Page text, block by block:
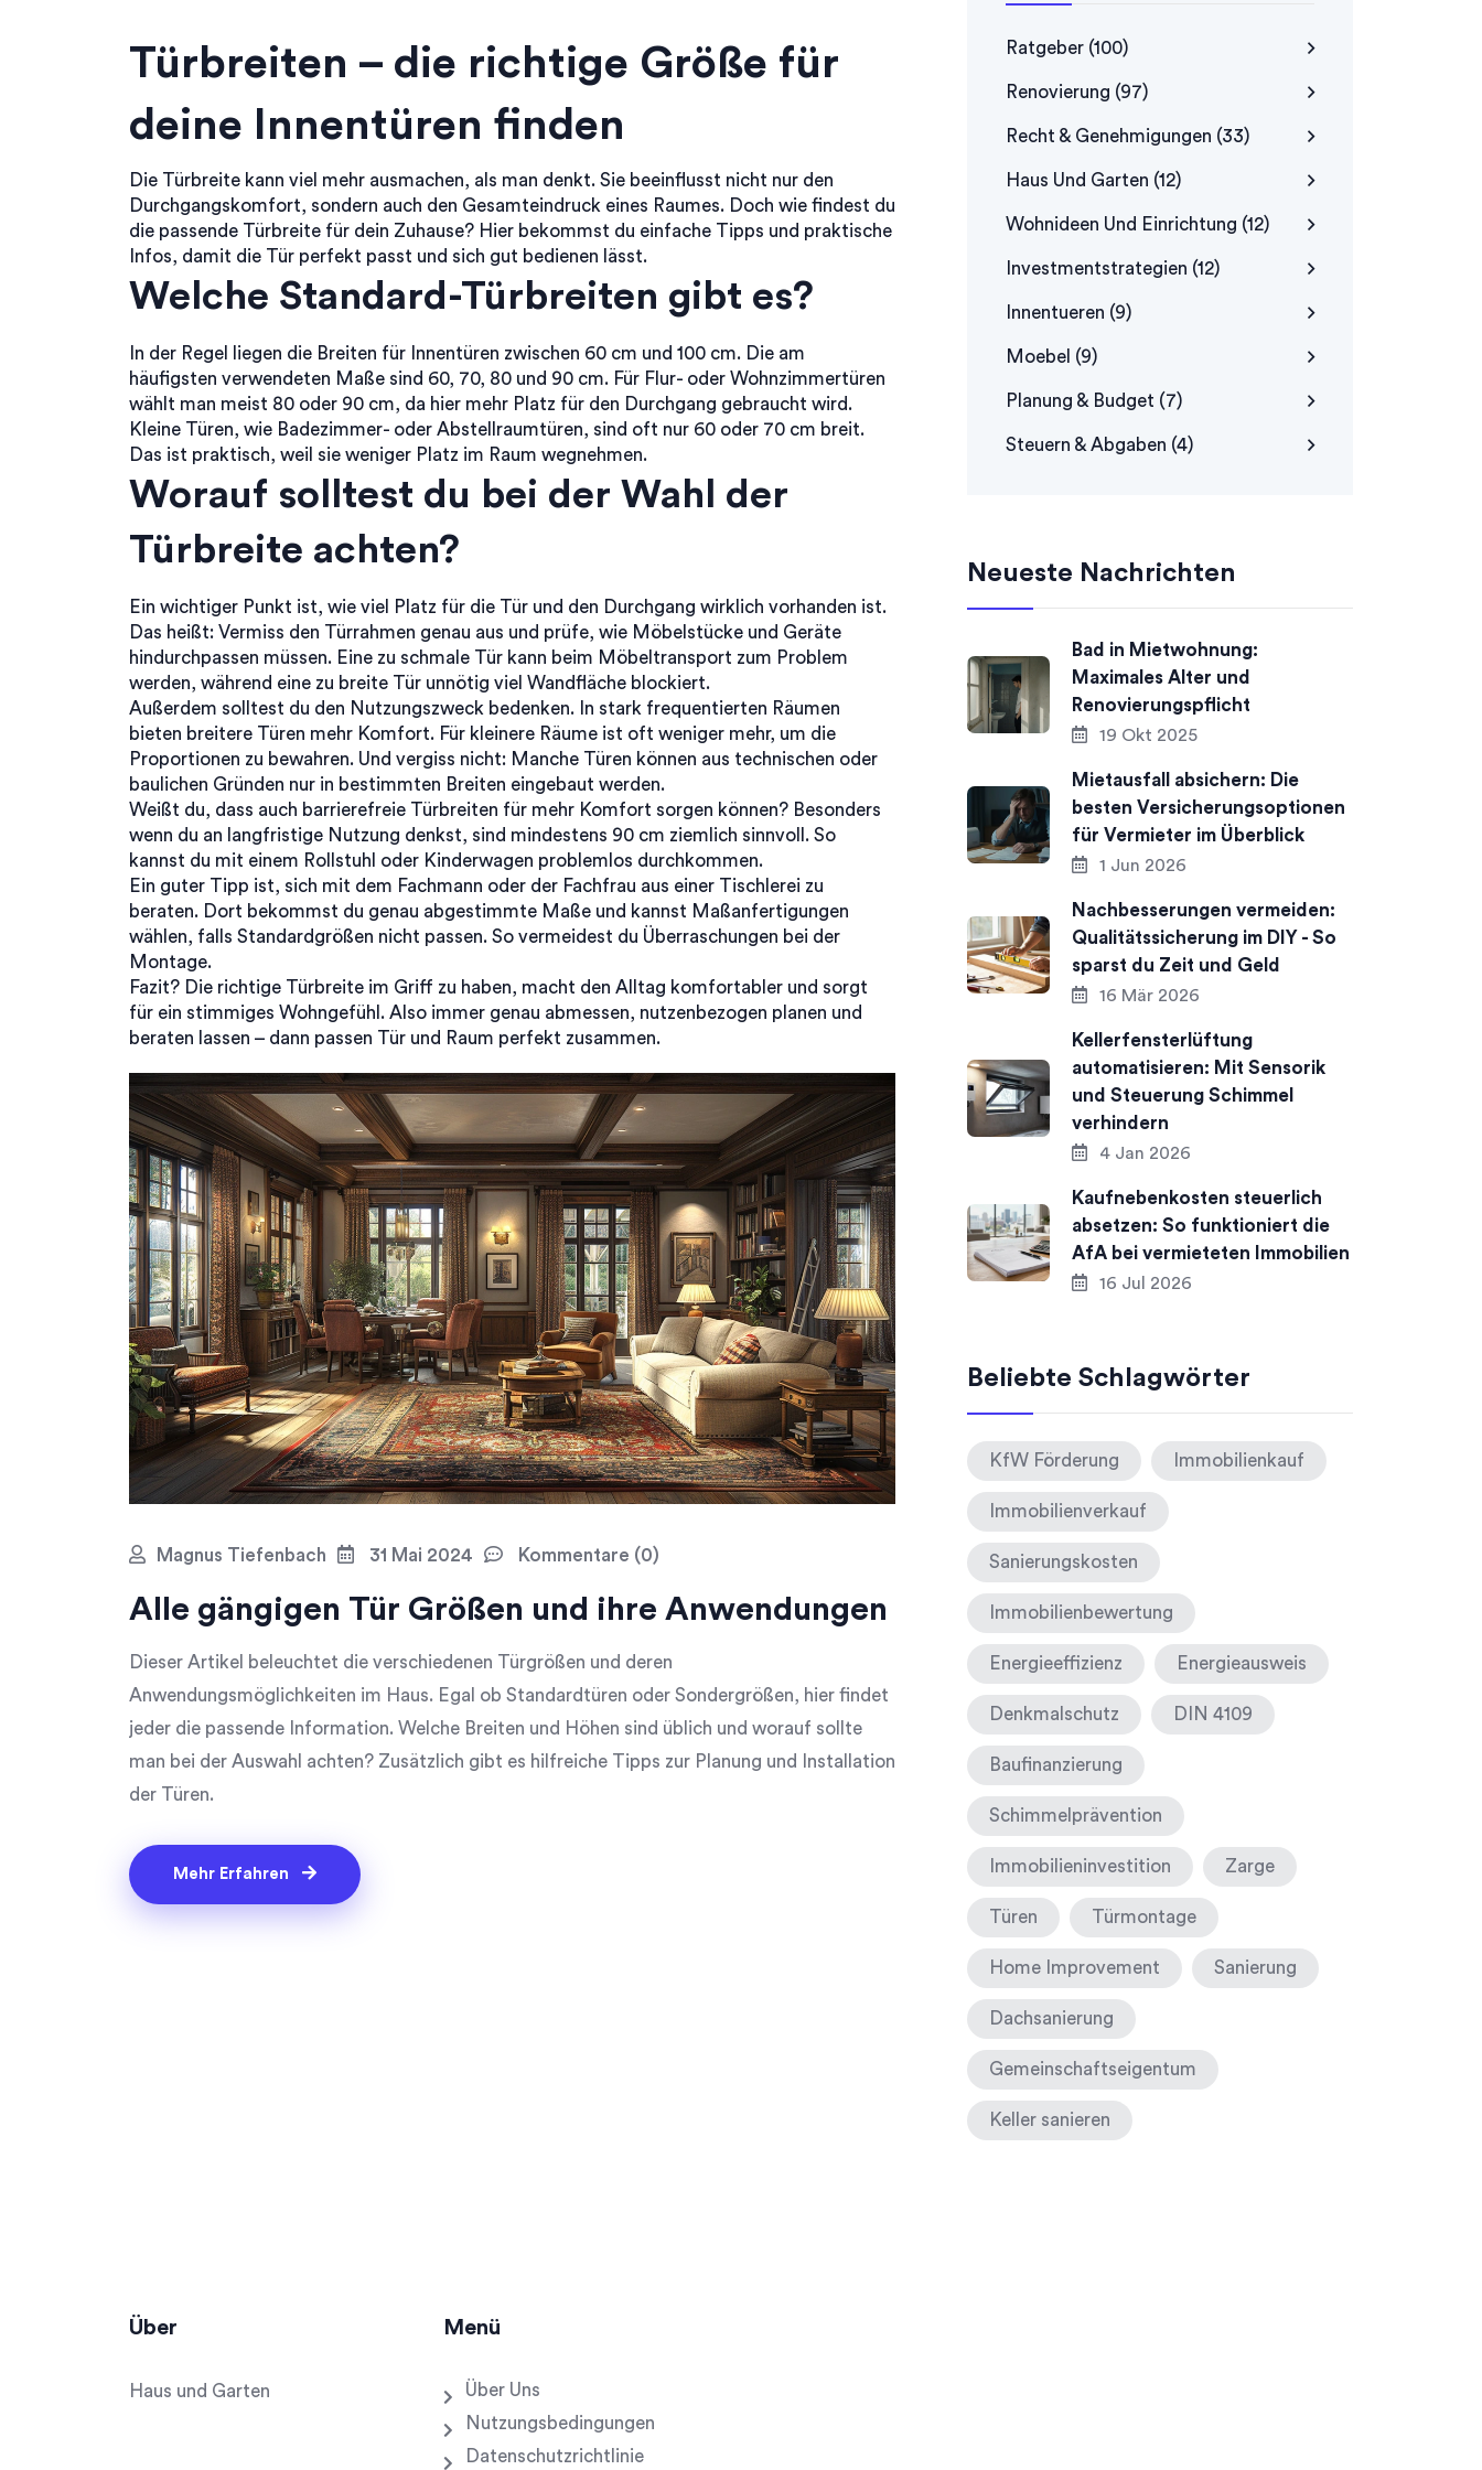
Türbreiten – die richtige Größe für
deine Innentüren finden
Die Türbreite kann viel mehr ausmachen, als man denkt. Sie beeinflusst nicht nur den
Durchgangskomfort, sondern auch den Gesamteindruck eines Raumes. Doch wie findest du
die passende Türbreite für dein Zuhause? Hier bekommst du einfache Tipps und praktische
Infos, damit die Tür perfekt passt und sich gut bedienen lässt.
Welche Standard-Türbreiten gibt es?
In der Regel liegen die Breiten für Innentüren zwischen 60 cm und 100 cm. Die am
häufigsten verwendeten Maße sind 60, 70, 80 und 90 cm. Für Flur- oder Wohnzimmertüren
wählt man meist 80 oder 90 cm, da hier mehr Platz für den Durchgang gebraucht wird.
Kleine Türen, wie Badezimmer- oder Abstellraumtüren, sind oft nur 60 oder 70 cm breit.
Das ist praktisch, weil sie weniger Platz im Raum wegnehmen.
Worauf solltest du bei der Wahl der
Türbreite achten?
Ein wichtiger Punkt ist, wie viel Platz für die Tür und den Durchgang wirklich vorhanden ist.
Das heißt: Vermiss den Türrahmen genau aus und prüfe, wie Möbelstücke und Geräte
hindurchpassen müssen. Eine zu schmale Tür kann beim Möbeltransport zum Problem
werden, während eine zu breite Tür unnötig viel Wandfläche blockiert.
Außerdem solltest du den Nutzungszweck bedenken. In stark frequentierten Räumen
bieten breitere Türen mehr Komfort. Für kleinere Räume ist oft weniger mehr, um die
Proportionen zu bewahren. Und vergiss nicht: Manche Türen können aus technischen oder
baulichen Gründen nur in bestimmten Breiten eingebaut werden.
Weißt du, dass auch barrierefreie Türbreiten für mehr Komfort sorgen können? Besonders
wenn du an langfristige Nutzung denkst, sind mindestens 90 cm ziemlich sinnvoll. So
kannst du mit einem Rollstuhl oder Kinderwagen problemlos durchkommen.
Ein guter Tipp ist, sich mit dem Fachmann oder der Fachfrau aus einer Tischlerei zu
beraten. Dort bekommst du genau abgestimmte Maße und kannst Maßanfertigungen
wählen, falls Standardgrößen nicht passen. So vermeidest du Überraschungen bei der
Montage.
Fazit? Die richtige Türbreite im Griff zu haben, macht den Alltag komfortabler und sorgt
für ein stimmiges Wohngefühl. Also immer genau abmessen, nutzenbezogen planen und
beraten lassen – dann passen Tür und Raum perfekt zusammen.
Magnus Tiefenbach 31 Mai 2024 Kommentare (0)
Alle gängigen Tür Größen und ihre Anwendungen
Dieser Artikel beleuchtet die verschiedenen Türgrößen und deren
Anwendungsmöglichkeiten im Haus. Egal ob Standardtüren oder Sondergrößen, hier findet
jeder die passende Information. Welche Breiten und Höhen sind üblich und worauf sollte
man bei der Auswahl achten? Zusätzlich gibt es hilfreiche Tipps zur Planung und Installation
der Türen.
Mehr Erfahren
Ratgeber (100)
Renovierung (97)
Recht & Genehmigungen (33)
Haus Und Garten (12)
Wohnideen Und Einrichtung (12)
Investmentstrategien (12)
Innentueren (9)
Moebel (9)
Planung & Budget (7)
Steuern & Abgaben (4)
Neueste Nachrichten
Bad in Mietwohnung:
Maximales Alter und
Renovierungspflicht
19 Okt 2025
Mietausfall absichern: Die
besten Versicherungsoptionen
für Vermieter im Überblick
1 Jun 2026
Nachbesserungen vermeiden:
Qualitätssicherung im DIY - So
sparst du Zeit und Geld
16 Mär 2026
Kellerfensterlüftung
automatisieren: Mit Sensorik
und Steuerung Schimmel
verhindern
4 Jan 2026
Kaufnebenkosten steuerlich
absetzen: So funktioniert die
AfA bei vermieteten Immobilien
16 Jul 2026
Beliebte Schlagwörter
KfW Förderung Immobilienkauf
Immobilienverkauf
Sanierungskosten
Immobilienbewertung
Energieeffizienz Energieausweis
Denkmalschutz DIN 4109
Baufinanzierung
Schimmelprävention
Immobilieninvestition Zarge
Türen Türmontage
Home Improvement Sanierung
Dachsanierung
Gemeinschaftseigentum
Keller sanieren
Über
Haus und Garten
Menü
Über Uns
Nutzungsbedingungen
Datenschutzrichtlinie